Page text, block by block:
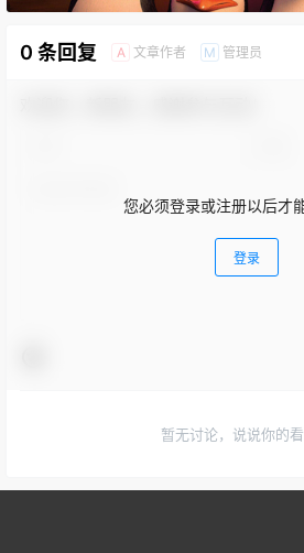
0 条回复 A 文章作者 M 管理员
您必须登录或注册以后才
登录
暂无讨论，说说你的